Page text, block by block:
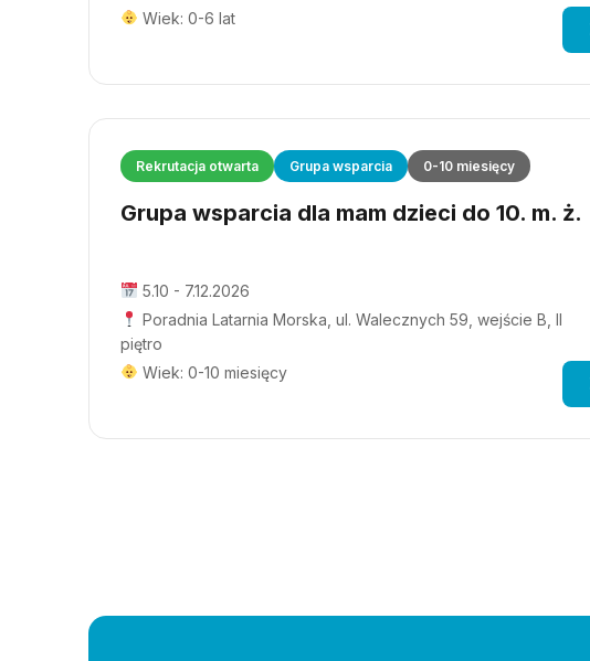
Wiek: 0-6 lat
Rekrutacja otwarta Grupa wsparcia 0-10 miesięcy
Grupa wsparcia dla mam dzieci do 10. m. ż.
5.10 - 7.12.2026
Poradnia Latarnia Morska, ul. Walecznych 59, wejście B, II
piętro
Wiek: 0-10 miesięcy